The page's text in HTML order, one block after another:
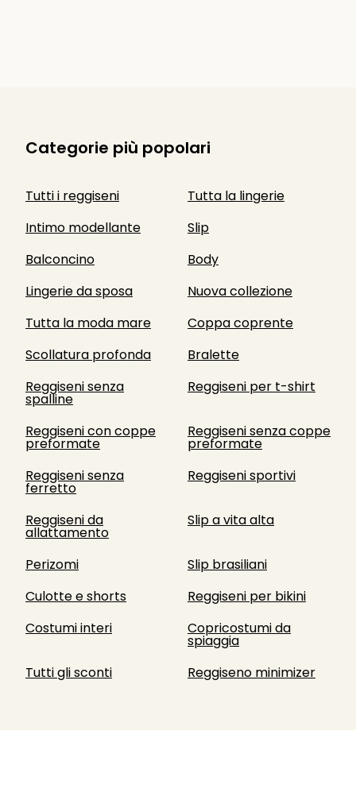
Categorie più popolari
Tutti i reggiseni
Tutta la lingerie
Intimo modellante
Slip
Balconcino
Body
Lingerie da sposa
Nuova collezione
Tutta la moda mare
Coppa coprente
Scollatura profonda
Bralette
Reggiseni senza
spalline
Reggiseni per t-shirt
Reggiseni con coppe
preformate
Reggiseni senza coppe
preformate
Reggiseni senza
ferretto
Reggiseni sportivi
Reggiseni da
allattamento
Slip a vita alta
Perizomi
Slip brasiliani
Culotte e shorts
Reggiseni per bikini
Costumi interi
Copricostumi da
spiaggia
Tutti gli sconti
Reggiseno minimizer